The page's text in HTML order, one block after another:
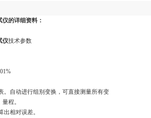
仪的详细资料：
仪技术参数
。自动进行组别变换，可直接测量所有变
程。
相对误差。